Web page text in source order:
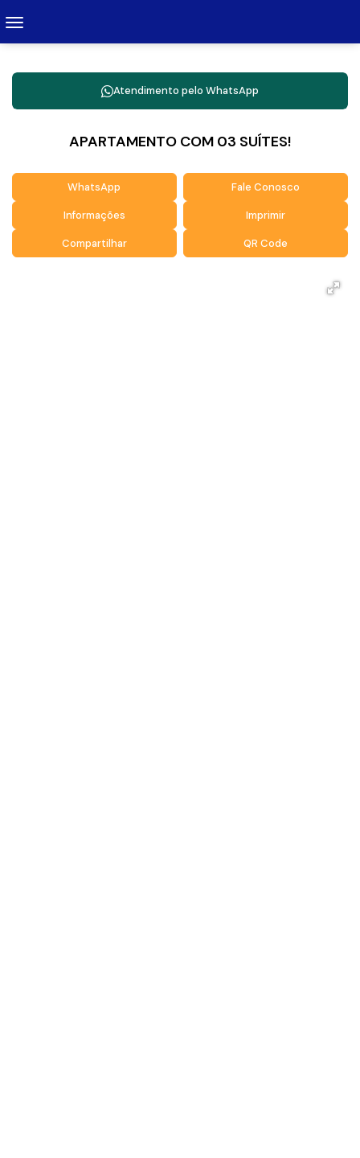
Atendimento pelo WhatsApp
APARTAMENTO COM 03 SUÍTES!
WhatsApp Fale Conosco
Informações Imprimir
Compartilhar QR Code